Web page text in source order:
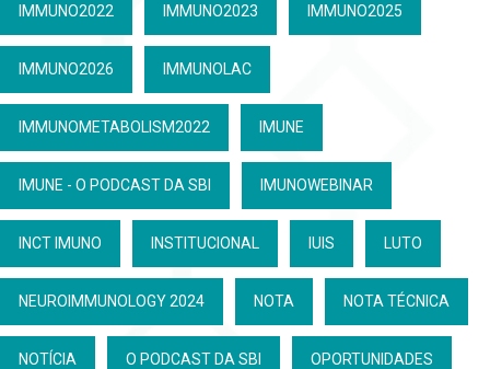
IMMUNO2022 IMMUNO2023 IMMUNO2025
IMMUNO2026 IMMUNOLAC
IMMUNOMETABOLISM2022 IMUNE
IMUNE - O PODCAST DA SBI IMUNOWEBINAR
INCT IMUNO INSTITUCIONAL IUIS LUTO
NEUROIMMUNOLOGY 2024 NOTA NOTA TÉCNICA
NOTÍCIA O PODCAST DA SBI OPORTUNIDADES